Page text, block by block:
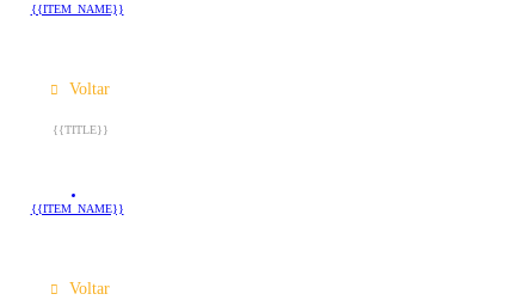
{{ITEM_NAME}}
Voltar
{{TITLE}}
{{ITEM_NAME}}
Voltar